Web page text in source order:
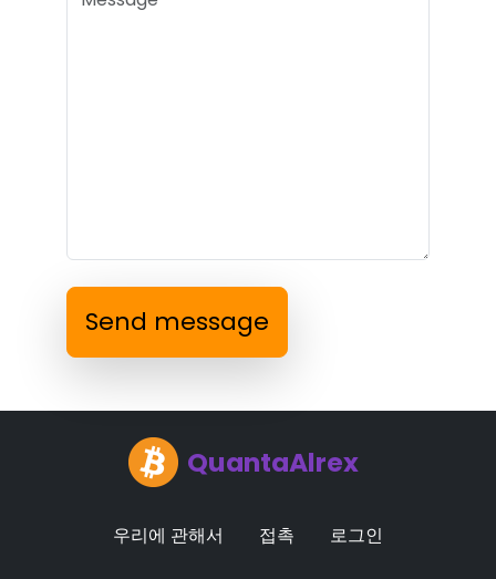
Send message
QuantaAlrex
우리에 관해서 접촉 로그인